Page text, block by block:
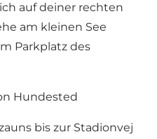
auf deiner rechten
am kleinen See
Parkplatz des
Hundested
bis zur Stadionvej